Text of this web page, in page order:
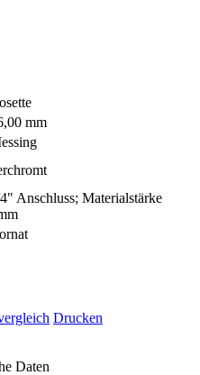
mm
Anschluss; Materialstärke
Drucken
Daten